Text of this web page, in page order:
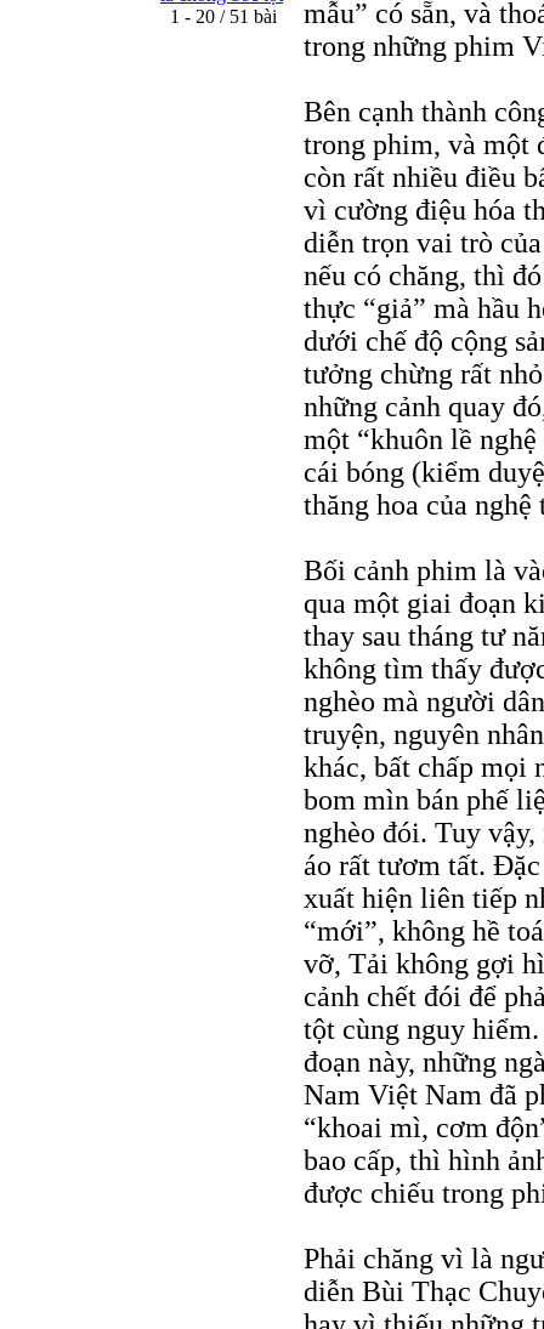
1 - 20 / 51 bài
mẫu” có sẵn, và
trong những phim
Bên cạnh thành
trong phim, và một
còn rất nhiều điều
vì cường điệu hóa
diễn trọn vai trò
nếu có chăng, thì
thực “giả” mà hầu
dưới chế độ cộng
tưởng chừng rất
những cảnh quay
một “khuôn lề
cái bóng (kiểm
thăng hoa của nghệ
Bối cảnh phim là
qua một giai đoạn
thay sau tháng tư
không tìm thấy
nghèo mà người
truyện, nguyên
khác, bất chấp mọi
bom mìn bán phế
nghèo đói. Tuy
áo rất tươm tất.
xuất hiện liên tiếp
“mới”, không hề
vỡ, Tải không gợi
cảnh chết đói để
tột cùng nguy
đoạn này, những
Nam Việt Nam đã
“khoai mì, cơm
bao cấp, thì hình
được chiếu trong
Phải chăng vì là
diễn Bùi Thạc